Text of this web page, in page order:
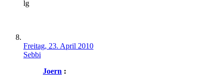
lg
Freitag, 23. April 2010
Sebbi
Joern :